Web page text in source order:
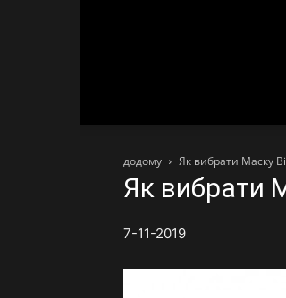
додому Як вибрати Маску
Як вибрати
7-11-2019